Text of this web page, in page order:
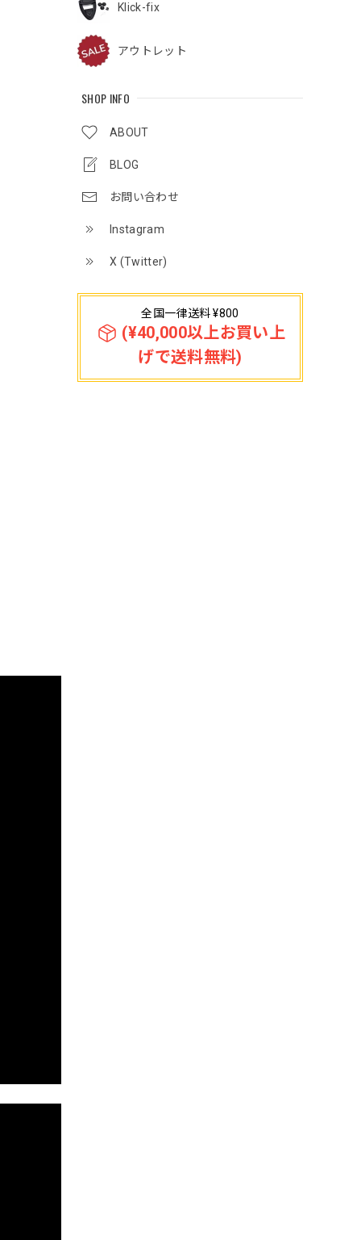
Klick-fix
アウトレット
SHOP INFO
ABOUT
BLOG
お問い合わせ
Instagram
X (Twitter)
全国一律送料 ¥800
(¥40,000以上お買い上
げで送料無料)